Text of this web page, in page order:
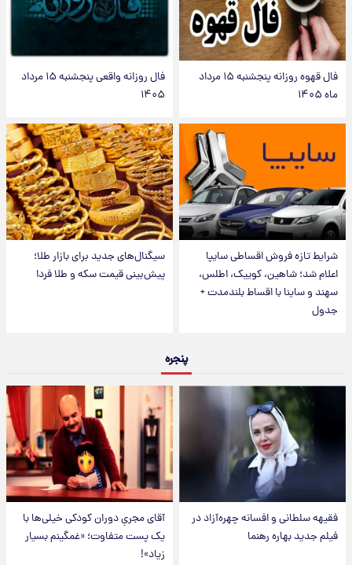
فال قهوه روزانه پنجشنبه ۱۵ مرداد
ماه ۱۴۰۵
فال روزانه واقعی پنجشنبه ۱۵ مرداد
۱۴۰۵
شرایط تازه فروش اقساطی سایپا
اعلام شد؛ شاهین، کوییک، اطلس،
سهند و ساینا با اقساط بلندمدت +
جدول
سیگنال‌های جدید برای بازار طلا؛
پیش‌بینی قیمت سکه و طلا فردا
پنجره
فقیهه سلطانی و افسانه چهره‌آزاد در
فیلم جدید بهاره رهنما
آقای مجریِ دوران کودکی خیلی‌ها با
یک پست متفاوت؛ «غمگینم بسیار
زیاد»!